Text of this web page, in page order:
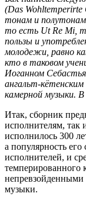
(Das Wohltemperirte
тонам и
то есть Ut Re Mi,
пользы и
молодежи, равно
кто в таковом
Иоганном
ангальт-
камерной музыки. В
Итак, сборник
исполнителям, так
исполнилось 300
а популярность
исполнителей, и
темперированного
непревзойденными
музыки.